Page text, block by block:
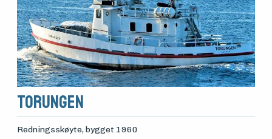
Torungen
Redningsskøyte, bygget 1960